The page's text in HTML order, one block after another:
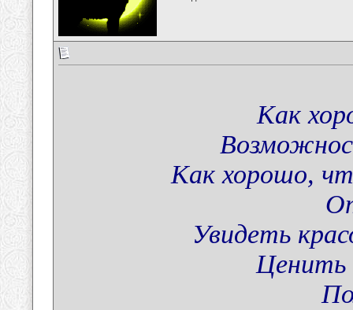
Как
Как хорошо,
Увидеть
Ценить